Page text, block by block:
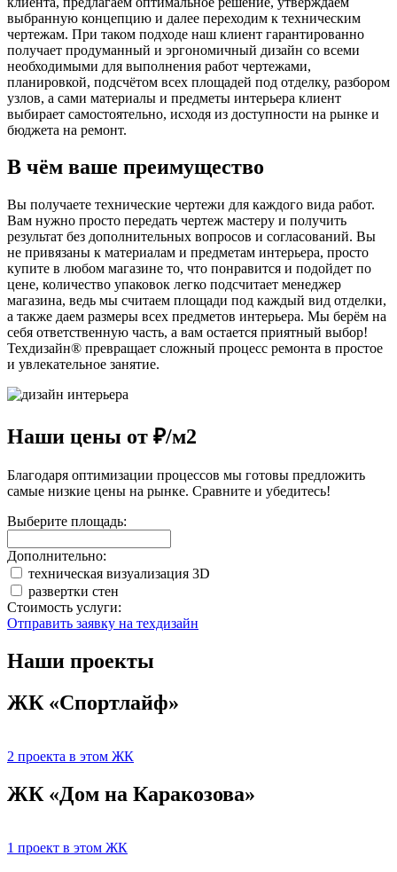
выбранную концепцию и далее переходим к техническим
чертежам. При таком подходе наш клиент гарантированно
получает продуманный и эргономичный дизайн со всеми
необходимыми для выполнения работ чертежами,
планировкой, подсчётом всех площадей под отделку, разбором
узлов, а сами материалы и предметы интерьера клиент
выбирает самостоятельно, исходя из доступности на рынке и
бюджета на ремонт.
В чём ваше преимущество
Вы получаете технические чертежи для каждого вида работ.
Вам нужно просто передать чертеж мастеру и получить
результат без дополнительных вопросов и согласований. Вы
не привязаны к материалам и предметам интерьера, просто
купите в любом магазине то, что понравится и подойдет по
цене, количество упаковок легко подсчитает менеджер
магазина, ведь мы считаем площади под каждый вид отделки,
а также даем размеры всех предметов интерьера. Мы берём на
себя ответственную часть, а вам остается приятный выбор!
Техдизайн® превращает сложный процесс ремонта в простое
и увлекательное занятие.
Наши цены от ₽/м2
Благодаря оптимизации процессов мы готовы предложить
самые низкие цены на рынке. Сравните и убедитесь!
Выберите площадь:
Дополнительно:
техническая визуализация 3D
развертки стен
Стоимость услуги:
Отправить заявку на техдизайн
Наши проекты
ЖК «Спортлайф»
2 проекта в этом ЖК
ЖК «Дом на Каракозова»
1 проект в этом ЖК